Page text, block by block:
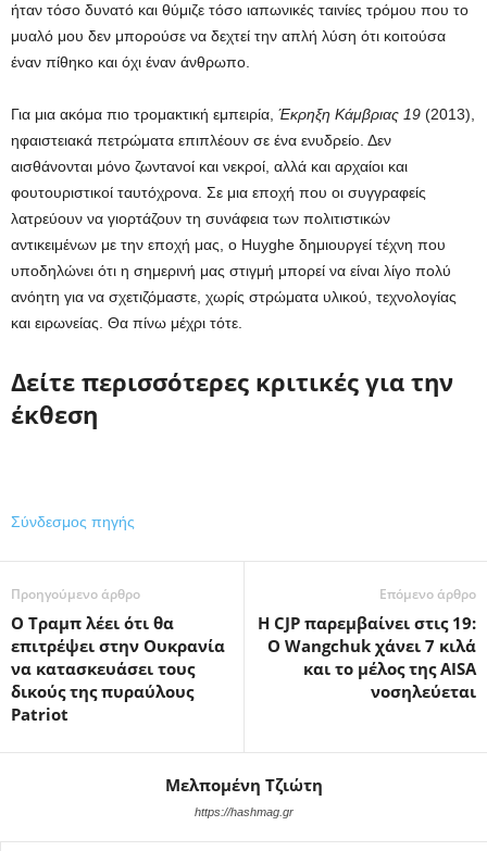
ήταν τόσο δυνατό και θύμιζε τόσο ιαπωνικές ταινίες τρόμου που το
μυαλό μου δεν μπορούσε να δεχτεί την απλή λύση ότι κοιτούσα
έναν πίθηκο και όχι έναν άνθρωπο.
Για μια ακόμα πιο τρομακτική εμπειρία, Έκρηξη Κάμβριας 19 (2013),
ηφαιστειακά πετρώματα επιπλέουν σε ένα ενυδρείο. Δεν
αισθάνονται μόνο ζωντανοί και νεκροί, αλλά και αρχαίοι και
φουτουριστικοί ταυτόχρονα. Σε μια εποχή που οι συγγραφείς
λατρεύουν να γιορτάζουν τη συνάφεια των πολιτιστικών
αντικειμένων με την εποχή μας, ο Huyghe δημιουργεί τέχνη που
υποδηλώνει ότι η σημερινή μας στιγμή μπορεί να είναι λίγο πολύ
ανόητη για να σχετιζόμαστε, χωρίς στρώματα υλικού, τεχνολογίας
και ειρωνείας. Θα πίνω μέχρι τότε.
Δείτε περισσότερες κριτικές για την
έκθεση
Σύνδεσμος πηγής
Προηγούμενο άρθρο
Ο Τραμπ λέει ότι θα
επιτρέψει στην Ουκρανία
να κατασκευάσει τους
δικούς της πυραύλους
Patriot
Επόμενο άρθρο
Η CJP παρεμβαίνει στις 19:
Ο Wangchuk χάνει 7 κιλά
και το μέλος της AISA
νοσηλεύεται
Μελπομένη Τζιώτη
https://hashmag.gr